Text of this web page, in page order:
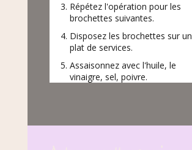
Répétez l'opération pour les
brochettes suivantes.
Disposez les brochettes sur un
plat de services.
Assaisonnez avec l'huile, le
vinaigre, sel, poivre.